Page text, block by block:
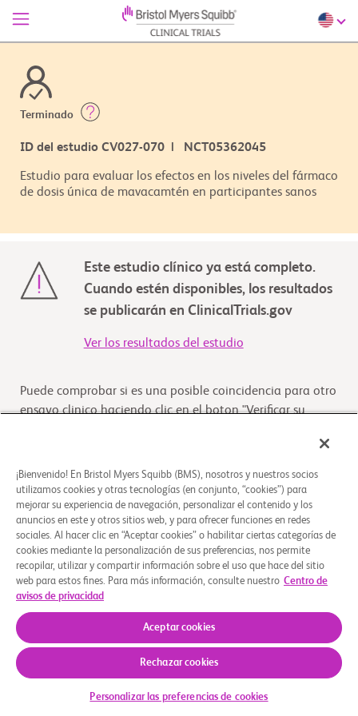
Terminado
ID del estudio CV027-070 | NCT05362045
Estudio para evaluar los efectos en los niveles del fármaco
de dosis única de mavacamtén en participantes sanos
Este estudio clínico ya está completo.
Cuando estén disponibles, los resultados
se publicarán en ClinicalTrials.gov
Ver los resultados del estudio
Puede comprobar si es una posible coincidencia para otro
ensayo clinico haciendo clic en el boton "Verificar su
Verifique su elegibilidad
Descripción general
El propósito de este estudio es evaluar los efectos en los
niveles del fármaco de dosis única de mavacamtén en
Quiénes somos Aviso legal Política de privacidad
© 2026 Bristol-Myers Squibb Company
¡Bienvenido! En Bristol Myers Squibb (BMS), nosotros y nuestros socios
utilizamos cookies y otras tecnologías (en conjunto, “cookies”) para
mejorar su experiencia de navegación, personalizar el contenido y los
anuncios en este y otros sitios web, y para ofrecer funciones en redes
sociales. Al hacer clic en “Aceptar cookies” o habilitar ciertas categorías de
cookies mediante la personalización de sus preferencias, nos permite
recopilar, utilizar y compartir información sobre el uso que hace del sitio
web para estos fines. Para más información, consulte nuestro Centro de
avisos de privacidad
Aceptar cookies
Rechazar cookies
Personalizar las preferencias de cookies